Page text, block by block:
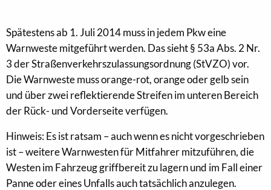
Spätestens ab 1. Juli 2014 muss in jedem Pkw eine
Warnweste mitgeführt werden. Das sieht § 53a Abs. 2 Nr.
3 der Straßenverkehrszulassungsordnung (StVZO) vor.
Die Warnweste muss orange-rot, orange oder gelb sein
und über zwei reflektierende Streifen im unteren Bereich
der Rück- und Vorderseite verfügen.
Hinweis: Es ist ratsam – auch wenn es nicht vorgeschrieben
ist – weitere Warnwesten für Mitfahrer mitzuführen, die
Westen im Fahrzeug griffbereit zu lagern und im Fall einer
Panne oder eines Unfalls auch tatsächlich anzulegen.